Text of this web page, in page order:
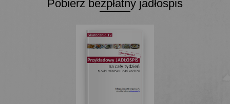
Pobierz bezpłatny jadłospis